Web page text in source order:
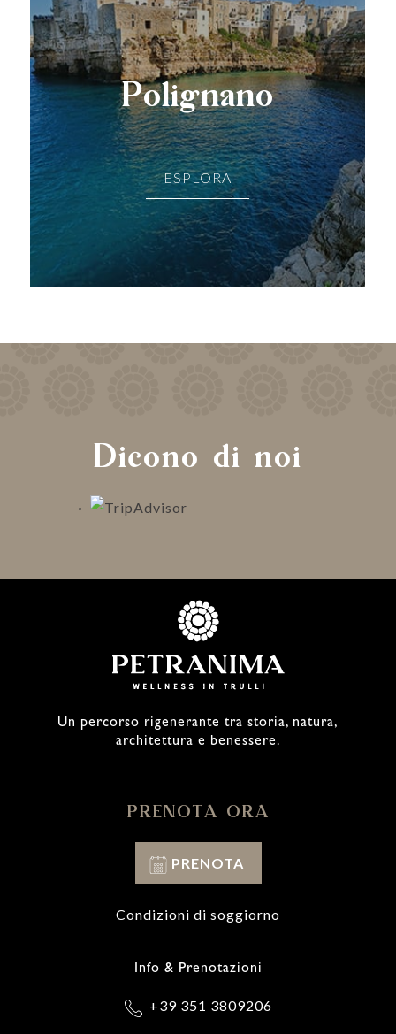
Polignano
ESPLORA
Dicono di noi
Un percorso rigenerante tra storia, natura,
architettura e benessere.
PRENOTA ORA
PRENOTA
Condizioni di soggiorno
Info & Prenotazioni
+39 351 3809206